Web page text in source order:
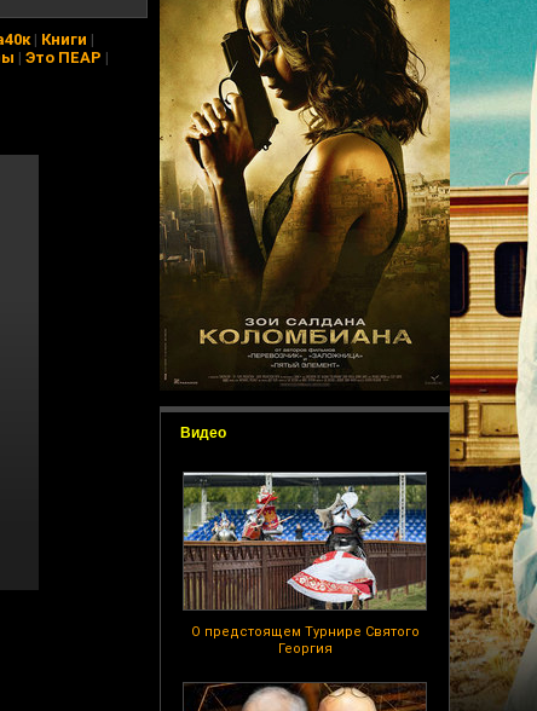
Видео
О предстоящем Турнире Святого
Георгия
| Книги |
| Это ПЕАР |